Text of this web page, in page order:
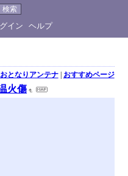
イン ヘルプ
おとなりアンテナ| おすすめページ
火傷